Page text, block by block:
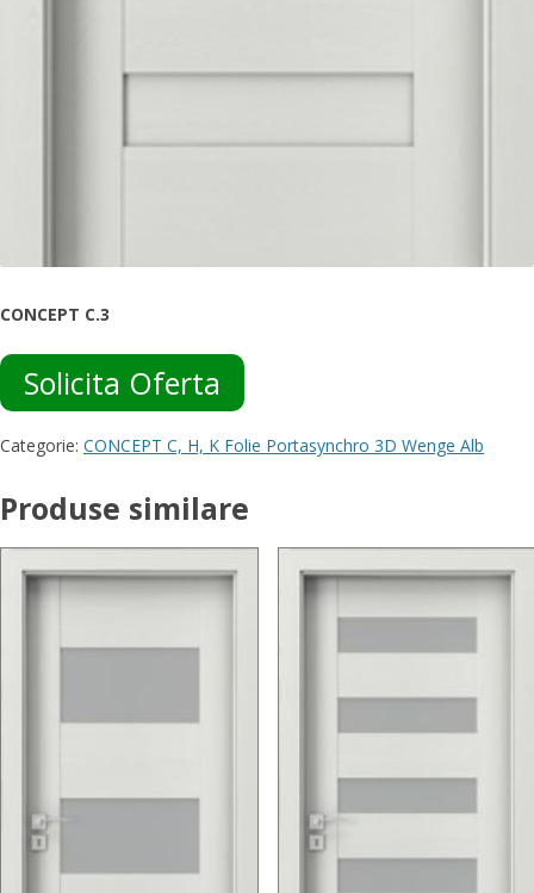
CONCEPT C.3
Solicita Oferta
Categorie: CONCEPT C, H, K Folie Portasynchro 3D Wenge Alb
Produse similare